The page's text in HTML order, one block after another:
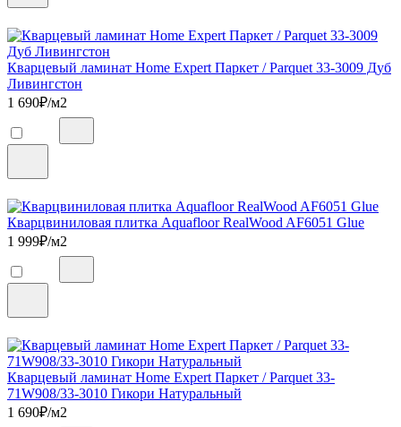
Кварцевый ламинат Home Expert Паркет / Parquet 33-3009 Дуб
Ливингстон
1 690₽/м2
Кварцвиниловая плитка Aquafloor RealWood AF6051 Glue
1 999₽/м2
Кварцевый ламинат Home Expert Паркет / Parquet 33-
71W908/33-3010 Гикори Натуральный
1 690₽/м2